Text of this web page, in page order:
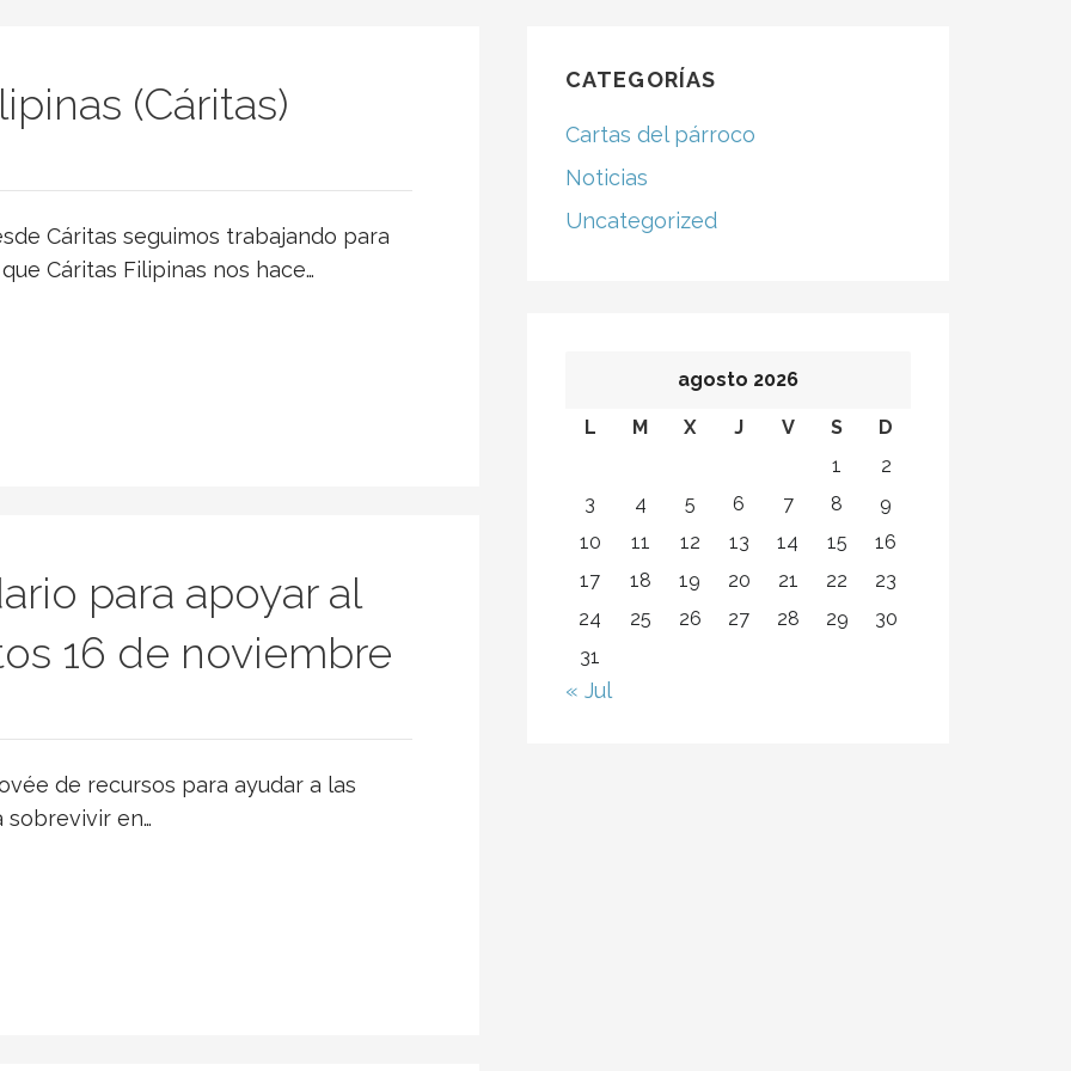
(Cáritas)
Cáritas seguimos trabajando para
Cáritas Filipinas nos hace…
para apoyar al
16 de noviembre
de recursos para ayudar a las
sobrevivir en…
CATEGORÍAS
Cartas del párroco
Noticias
Uncategorized
agosto 2026
L M X J V S
D
1
2
3
4 5 6 7 8
9
10
11 12 13 14 15
16
17
18 19 20 21 22
23
24
25 26 27 28 29
30
31
« Jul